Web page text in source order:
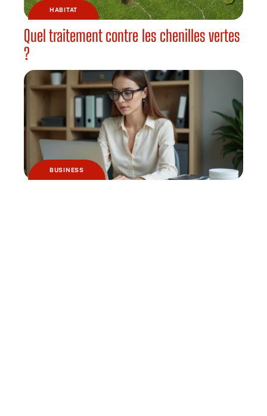
HABITAT
Quel traitement contre les chenilles vertes
?
BUSINESS